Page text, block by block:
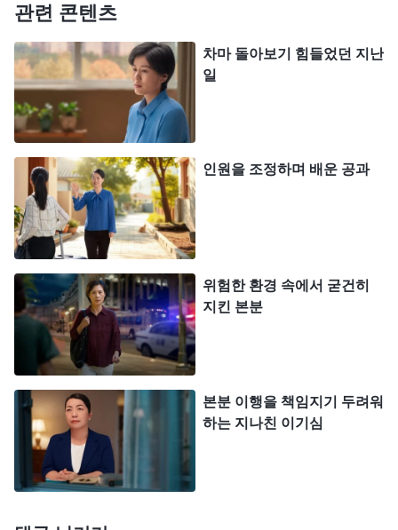
그의 실제 분량, 본성 본질을 알게 된다면, 그는 분명
진리 원칙에 따라 행하지 않을 것이다. 만약 실질적
인 사역을 어느 정도 하여 더 많은 사람의 우러름과
앙망, 탄복을 받고, 더 큰 명성을 얻게 되거나 그의 말
에 권위가 실리고 더 많은 사람을 굴복시킬 수 있게
되는 상황이라면, 그는 그렇게 하는 걸 택할 것이다.
그렇지 않으면 그는 절대 하나님 집의 이익과 형제자
매의 이익을 생각해 자신의 이익을 포기하는 쪽을 선
택하지 않을 것이다. 이것이 바로 적그리스도의 본성
씀ㆍ4권 적그리스도를 폭로하다ㆍ제9조(3)＞ 중에서)
하
나님 말씀은 정곡을 찌르듯 제 상태를 드러냈습니다.
제가 표출한 성품은 적그리스도처럼 이기적이고 비
이익은 전혀 고려하지 않았습니다. 윗선 리더가 더
넓은 범위의 교회 사역을 맡을 수 있는 사람을 추천
해 달라고 했을 때, 저는 리옌이 자질도 좋고 사역 능
력도 있어서 적합한 사람이라는 사실을 잘 알고 있었
으니 원칙에 따라 리옌을 추천했어야 합니다. 하지만
관련 콘텐츠
차마 돌아보기 힘들었던 지난
일
인원을 조정하며 배운 공과
위험한 환경 속에서 굳건히
지킨 본분
본분 이행을 책임지기 두려워
하는 지나친 이기심